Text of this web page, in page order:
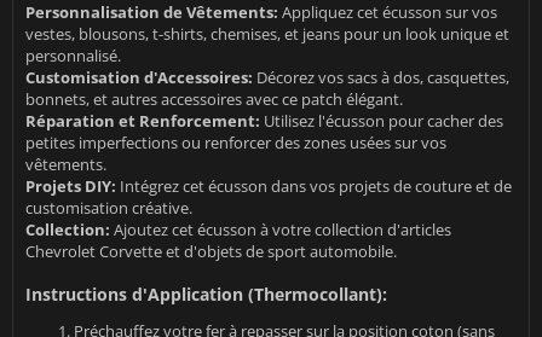
Personnalisation de Vêtements: Appliquez cet écusson sur vos
vestes, blousons, t-shirts, chemises, et jeans pour un look unique et
personnalisé.
Customisation d'Accessoires: Décorez vos sacs à dos, casquettes,
bonnets, et autres accessoires avec ce patch élégant.
Réparation et Renforcement: Utilisez l'écusson pour cacher des
petites imperfections ou renforcer des zones usées sur vos
vêtements.
Projets DIY: Intégrez cet écusson dans vos projets de couture et de
customisation créative.
Collection: Ajoutez cet écusson à votre collection d'articles
Chevrolet Corvette et d'objets de sport automobile.
Instructions d'Application (Thermocollant):
Préchauffez votre fer à repasser sur la position coton (sans